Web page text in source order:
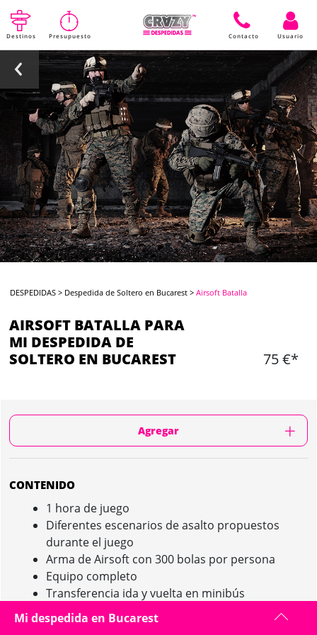
Destinos Presupuesto Contacto Usuario
DESPEDIDAS > Despedida de Soltero en Bucarest >Airsoft Batalla
AIRSOFT BATALLA PARA
MI DESPEDIDA DE
SOLTERO EN BUCAREST
75 €*
Agregar
CONTENIDO
1 hora de juego
Diferentes escenarios de asalto propuestos
durante el juego
Arma de Airsoft con 300 bolas por persona
Equipo completo
Transferencia ida y vuelta en minibús
Ayuda de nuestra guía local
Mi despedida en Bucarest